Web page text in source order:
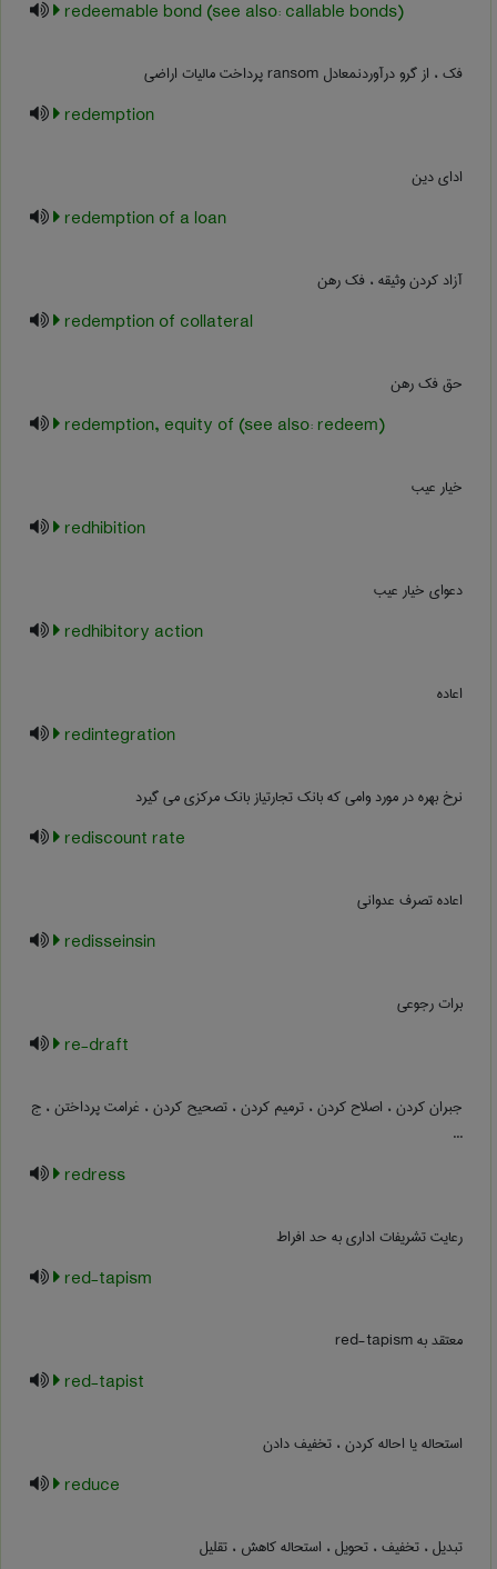
redeemable bond (see also: callable bonds)
فک ، از گرو درآوردنمعادل ‎ransom پرداخت مالیات اراضی
redemption
ادای دین
redemption of a loan
آزاد کردن وثیقه ، فک رهن
redemption of collateral
حق فک رهن
redemption, equity of (see also: redeem)
خیار عیب
redhibition
دعوای خیار عیب
redhibitory action
اعاده
redintegration
نرخ بهره در مورد وامی که بانک تجارتیاز بانک مرکزی می گیرد
rediscount rate
اعاده تصرف عدوانی
redisseinsin
برات رجوعی
re-draft
جبران کردن ، اصلاح کردن ، ترمیم کردن ، تصحیح کردن ، غرامت پرداختن ، ج
...
redress
رعایت تشریفات اداری به حد افراط
red-tapism
معتقد به ‎red-tapism
red-tapist
استحاله یا احاله کردن ، تخفیف دادن
reduce
تبدیل ، تخفیف ، تحویل ، استحاله کاهش ، تقلیل